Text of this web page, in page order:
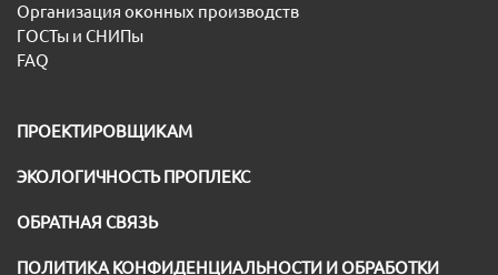
Организация оконных производств
ГОСТы и СНИПы
FAQ
ПРОЕКТИРОВЩИКАМ
ЭКОЛОГИЧНОСТЬ ПРОПЛЕКС
ОБРАТНАЯ СВЯЗЬ
ПОЛИТИКА КОНФИДЕНЦИАЛЬНОСТИ И ОБРАБОТКИ